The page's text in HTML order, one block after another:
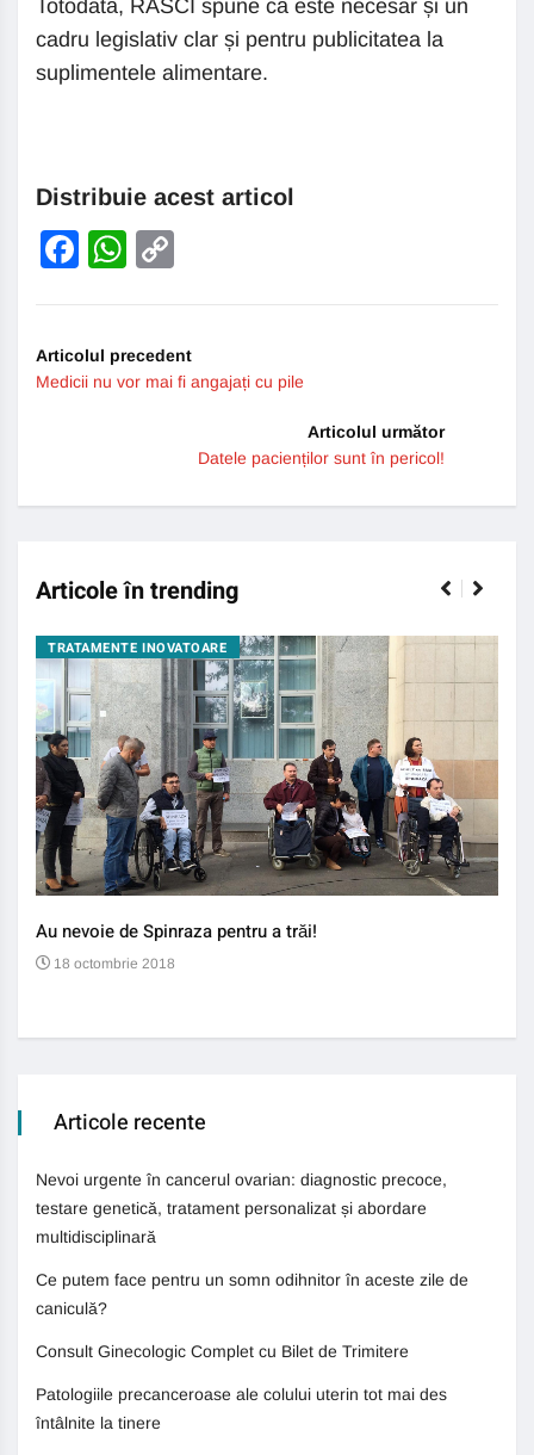
Totodată, RASCI spune că este necesar și un
cadru legislativ clar și pentru publicitatea la
suplimentele alimentare.
Distribuie acest articol
Facebook
WhatsApp
Articolul precedent
Medicii nu vor mai fi angajați cu pile
Articolul următor
Datele pacienților sunt în pericol!
Articole în trending
TRATAMENTE INOVATOARE
Au nevoie de Spinraza pentru a trăi!
18 octombrie 2018
Articole recente
Nevoi urgente în cancerul ovarian: diagnostic precoce,
testare genetică, tratament personalizat și abordare
multidisciplinară
Ce putem face pentru un somn odihnitor în aceste zile de
caniculă?
Consult Ginecologic Complet cu Bilet de Trimitere
Patologiile precanceroase ale colului uterin tot mai des
întâlnite la tinere